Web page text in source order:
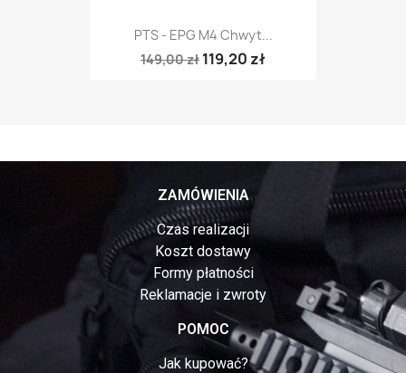
PTS - EPG M4 Chwyt...
149,00 zł 119,20 zł
ZAMÓWIENIA
Czas realizacji
Koszt dostawy
Formy płatności
Reklamacje i zwroty
POMOC
Jak kupować?